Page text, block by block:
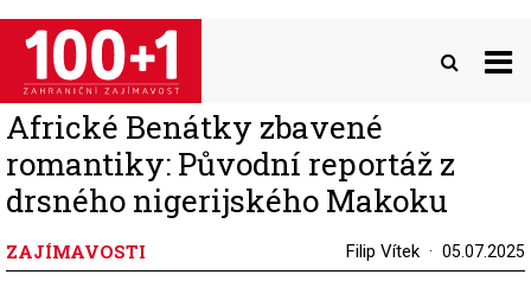
Přejít
hlavnímu
obsahu
Africké Benátky zbavené
romantiky: Původní reportáž z
drsného nigerijského Makoku
ZAJÍMAVOSTI Filip Vítek 05.07.2025